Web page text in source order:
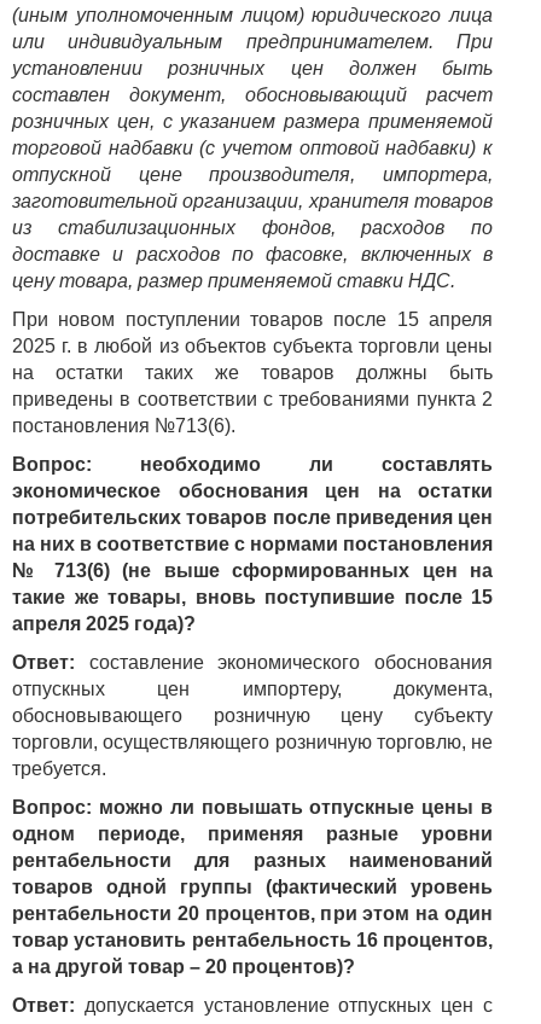
(иным уполномоченным лицом) юридического лица
или индивидуальным предпринимателем. При
установлении розничных цен должен быть
составлен документ, обосновывающий расчет
розничных цен, с указанием размера применяемой
торговой надбавки (с учетом оптовой надбавки) к
отпускной цене производителя, импортера,
заготовительной организации, хранителя товаров
из стабилизационных фондов, расходов по
доставке и расходов по фасовке, включенных в
цену товара, размер применяемой ставки НДС.
При новом поступлении товаров после 15 апреля
2025 г. в любой из объектов субъекта торговли цены
на остатки таких же товаров должны быть
приведены в соответствии с требованиями пункта 2
постановления №713(6).
Вопрос: необходимо ли составлять
экономическое обоснования цен на остатки
потребительских товаров после приведения цен
на них в соответствие с нормами постановления
№ 713(6) (не выше сформированных цен на
такие же товары, вновь поступившие после 15
апреля 2025 года)?
Ответ: составление экономического обоснования
отпускных цен импортеру, документа,
обосновывающего розничную цену субъекту
торговли, осуществляющего розничную торговлю, не
требуется.
Вопрос: можно ли повышать отпускные цены в
одном периоде, применяя разные уровни
рентабельности для разных наименований
товаров одной группы (фактический уровень
рентабельности 20 процентов, при этом на один
товар установить рентабельность 16 процентов,
а на другой товар – 20 процентов)?
Ответ: допускается установление отпускных цен с